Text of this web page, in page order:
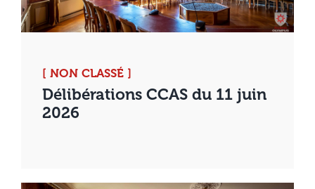
[ NON CLASSÉ ]
Délibérations CCAS du 11 juin
2026